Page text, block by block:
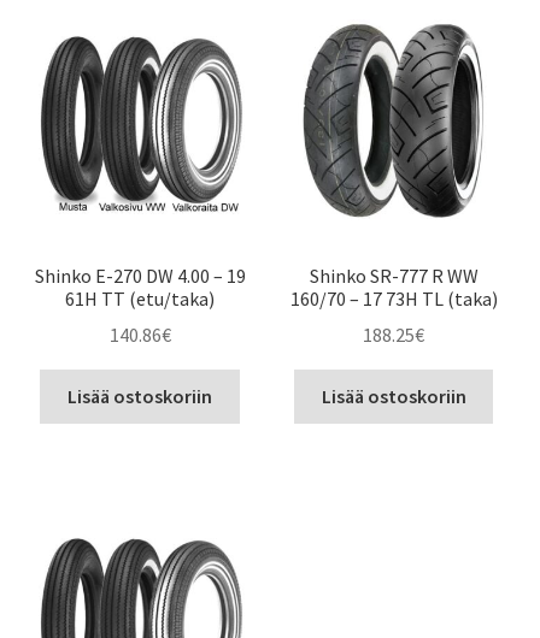
Shinko E-270 DW 4.00 – 19
61H TT (etu/taka)
140.86€
Lisää ostoskoriin
Shinko SR-777 R WW
160/70 – 17 73H TL (taka)
188.25€
Lisää ostoskoriin